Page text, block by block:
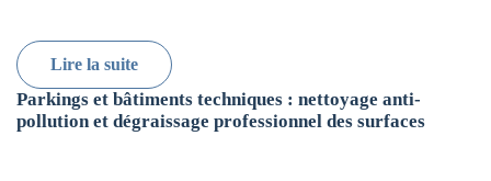
Lire la suite
Parkings et bâtiments techniques : nettoyage anti-
pollution et dégraissage professionnel des surfaces